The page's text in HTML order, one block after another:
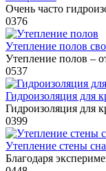
Очень часто
0376
Утепление полов
Утепление полов –
0537
Гидроизоляция для
Гидроизоляция для
0399
Утепление стены
Благодаря